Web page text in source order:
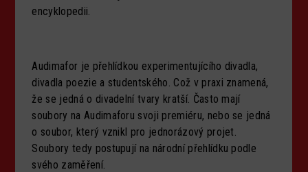
encyklopedii.
Audimafor je přehlídkou experimentujícího divadla,
divadla poezie a studentského. Což v praxi znamená,
že se jedná o divadelní tvary kratší. Často mají
soubory na Audimaforu svoji premiéru, nebo se jedná
o soubor, který vznikl pro jednorázový projet.
Soubory tedy postupují na národní přehlídku podle
svého zaměření.